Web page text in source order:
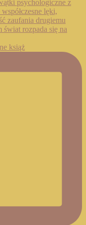
książ